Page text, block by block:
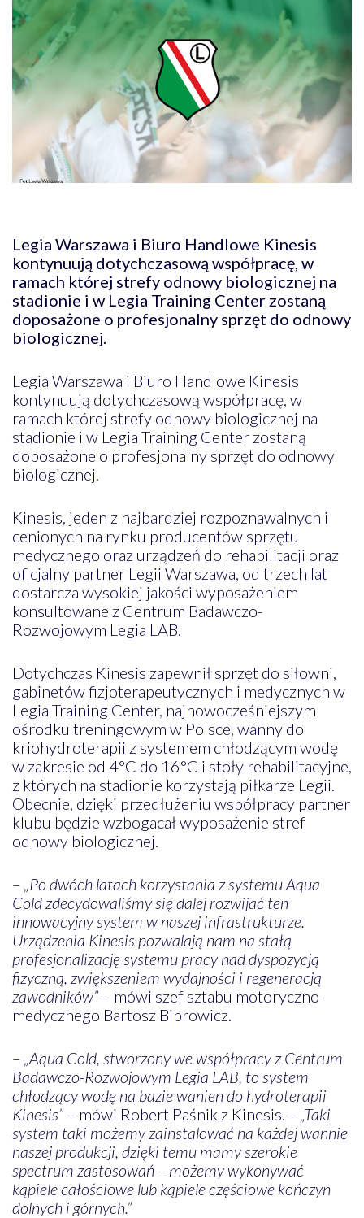
Legia Warszawa i Biuro Handlowe Kinesis
kontynuują dotychczasową współpracę, w
ramach której strefy odnowy biologicznej na
stadionie i w Legia Training Center zostaną
doposażone o profesjonalny sprzęt do odnowy
biologicznej.
Legia Warszawa i Biuro Handlowe Kinesis
kontynuują dotychczasową współpracę, w
ramach której strefy odnowy biologicznej na
stadionie i w Legia Training Center zostaną
doposażone o profesjonalny sprzęt do odnowy
biologicznej.
Kinesis, jeden z najbardziej rozpoznawalnych i
cenionych na rynku producentów sprzętu
medycznego oraz urządzeń do rehabilitacji oraz
oficjalny partner Legii Warszawa, od trzech lat
dostarcza wysokiej jakości wyposażeniem
konsultowane z Centrum Badawczo-
Rozwojowym Legia LAB.
Dotychczas Kinesis zapewnił sprzęt do siłowni,
gabinetów fizjoterapeutycznych i medycznych w
Legia Training Center, najnowocześniejszym
ośrodku treningowym w Polsce, wanny do
kriohydroterapii z systemem chłodzącym wodę
w zakresie od 4°C do 16°C i stoły rehabilitacyjne,
z których na stadionie korzystają piłkarze Legii.
Obecnie, dzięki przedłużeniu współpracy partner
klubu będzie wzbogacał wyposażenie stref
odnowy biologicznej.
– „Po dwóch latach korzystania z systemu Aqua
Cold zdecydowaliśmy się dalej rozwijać ten
innowacyjny system w naszej infrastrukturze.
Urządzenia Kinesis pozwalają nam na stałą
profesjonalizację systemu pracy nad dyspozycją
fizyczną, zwiększeniem wydajności i regeneracją
zawodników” – mówi szef sztabu motoryczno-
medycznego Bartosz Bibrowicz.
– „Aqua Cold, stworzony we współpracy z Centrum
Badawczo-Rozwojowym Legia LAB, to system
chłodzący wodę na bazie wanien do hydroterapii
Kinesis” – mówi Robert Paśnik z Kinesis. – „Taki
system taki możemy zainstalować na każdej wannie
naszej produkcji, dzięki temu mamy szerokie
spectrum zastosowań – możemy wykonywać
kąpiele całościowe lub kąpiele częściowe kończyn
dolnych i górnych.”